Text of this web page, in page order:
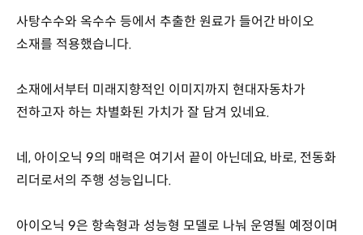
사탕수수와 옥수수 등에서 추출한 원료가 들어간 바이오
소재를 적용했습니다.
소재에서부터 미래지향적인 이미지까지 현대자동차가
전하고자 하는 차별화된 가치가 잘 담겨 있네요.
네, 아이오닉 9의 매력은 여기서 끝이 아닌데요, 바로, 전동화
리더로서의 주행 성능입니다.
아이오닉 9은 항속형과 성능형 모델로 나눠 운영될 예정이며